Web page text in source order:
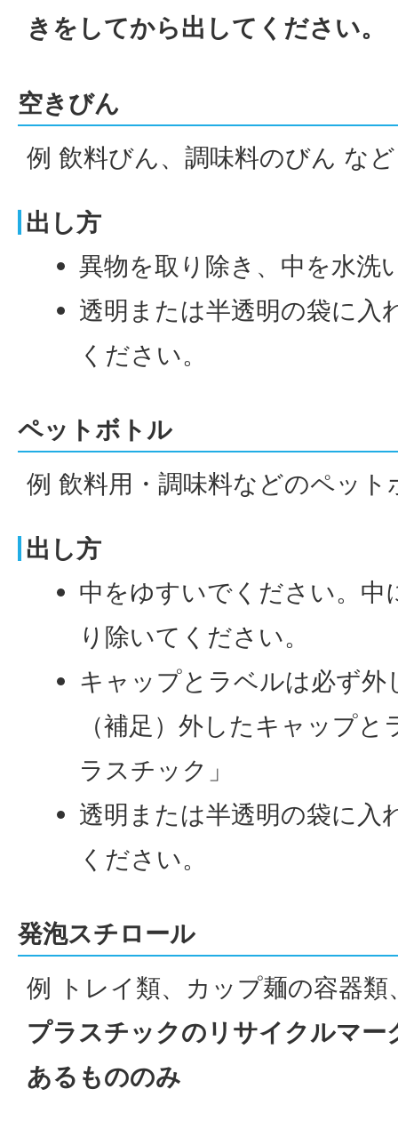
きをしてから出してください。
空きびん
例 飲料びん、調味料のびん など
出し方
異物を取り除き、中を水洗
透明または半透明の袋に入
ください。
ペットボトル
例 飲料用・調味料などのペット
出し方
中をゆすいでください。中
り除いてください。
キャップとラベルは必ず外
（補足）外したキャップ
ラスチック」
透明または半透明の袋に入
ください。
発泡スチロール
例 トレイ類、カップ麺の容器類
プラスチックのリサイクルマー
あるもののみ